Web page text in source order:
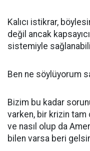
Kalıcı istikrar,
değil ancak
sistemiyle
Ben ne söylüyorum
Bizim bu kadar
varken, bir krizin
ve nasıl olup da
bilen varsa beri